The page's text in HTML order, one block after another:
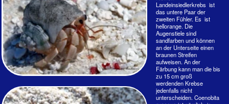
Größe : 1,5 - 2,5 cm Angaga, Ari-Atoll, 2018
Den roten Antennen nach könnten das ganz junge Großer
Landeinsiedler - Coenobita cavipes sein. Ein toller
Schnappschuss wie die drei da neugierig in die Welt
schauen. Wenn sie Glück haben, haben sie noch 30
Lebensjahre vor sich - wenn es ihre gefräßigen
Artgenossen erlauben.